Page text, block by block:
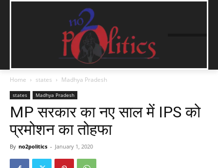
Home states Madhya Pradesh
states Madhya Pradesh
MP सरकार का नए साल में IPS को
प्रमोशन का तोहफा
By no2politics - January 1, 2020